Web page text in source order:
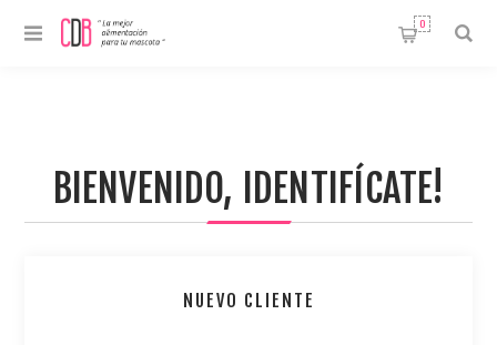
0
BIENVENIDO, IDENTIFÍCATE!
NUEVO CLIENTE